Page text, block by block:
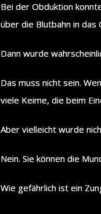
Bei der Obduktion
über die Blutbahn in
Dann wurde
Das muss nicht sein.
viele Keime, die beim
Aber vielleicht wurde
Nein. Sie können die
Wie gefährlich ist ein